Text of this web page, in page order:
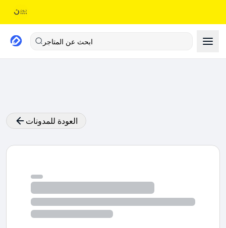
ابحث عن المتاجر
العودة للمدونات